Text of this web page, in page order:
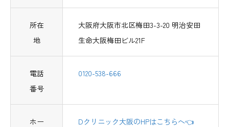
所在
地
大阪府大阪市北区梅田3-3-20 明治安田
生命大阪梅田ビル21F
電話
番号
0120-538-666
ホー
Dクリニック大阪のHPはこちらへ👈